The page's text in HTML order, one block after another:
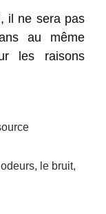
il ne sera pas
au même
les raisons
le bruit,